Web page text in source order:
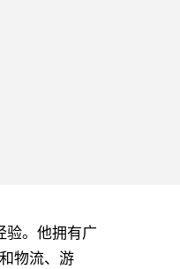
验。他拥有广
物流、游